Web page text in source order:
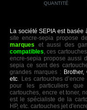
QUANTITÉ
La société SEPIA est basée
site encre-sepia propose
marques et aussi des
compatibles, ces
encre-sepia propose aussi
sepia ce sont des
grandes marques :
etc. Les cartouches
pour les particuliers
cartouches, encre et toner,
est le spécialiste de la
HP, etc. cartouches jet